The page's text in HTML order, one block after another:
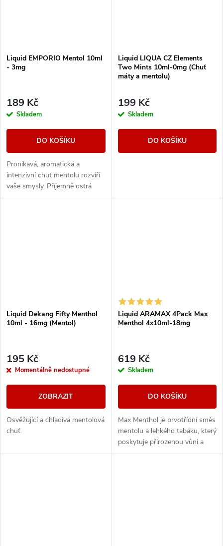
Liquid EMPORIO Mentol 10ml
- 3mg
189 Kč
Skladem
DO KOŠÍKU
Pronikavá, aromatická a
intenzivní chuť mentolu rozvíří
vaše smysly. Příjemně ostrá
chuť bez příkras.
Liquid LIQUA CZ Elements
Two Mints 10ml-0mg (Chuť
máty a mentolu)
199 Kč
Skladem
DO KOŠÍKU
Liquid Dekang Fifty Menthol
10ml - 16mg (Mentol)
195 Kč
Momentálně nedostupné
ZOBRAZIT
Osvěžující a chladivá mentolová
chuť.
Liquid ARAMAX 4Pack Max
Menthol 4x10ml-18mg
619 Kč
Skladem
DO KOŠÍKU
Max Menthol je prvotřídní směs
mentolu a lehkého tabáku, který
poskytuje přirozenou vůni a
maximální osvěžení.